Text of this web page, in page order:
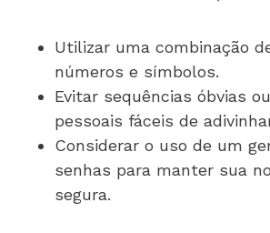
Utilizar uma combinação
números e símbolos.
Evitar sequências óbvias
pessoais fáceis de
Considerar o uso de um
senhas para manter sua
segura.